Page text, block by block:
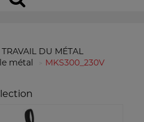
TRAVAIL DU MÉTAL
métal
MKS300_230V